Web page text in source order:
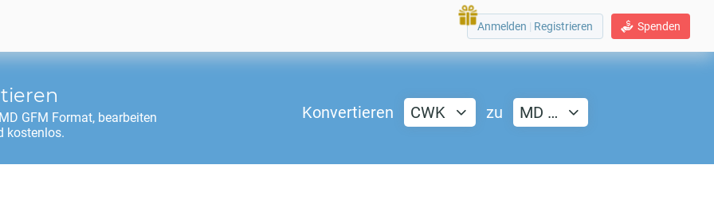
Spenden
Anmelden | Registrieren
MD GFM Format, bearbeiten
kostenlos.
Konvertieren CWK zu MD …